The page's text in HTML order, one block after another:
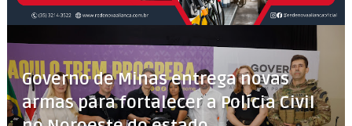
Governo de Minas entrega novas
armas para fortalecer a Polícia Civil